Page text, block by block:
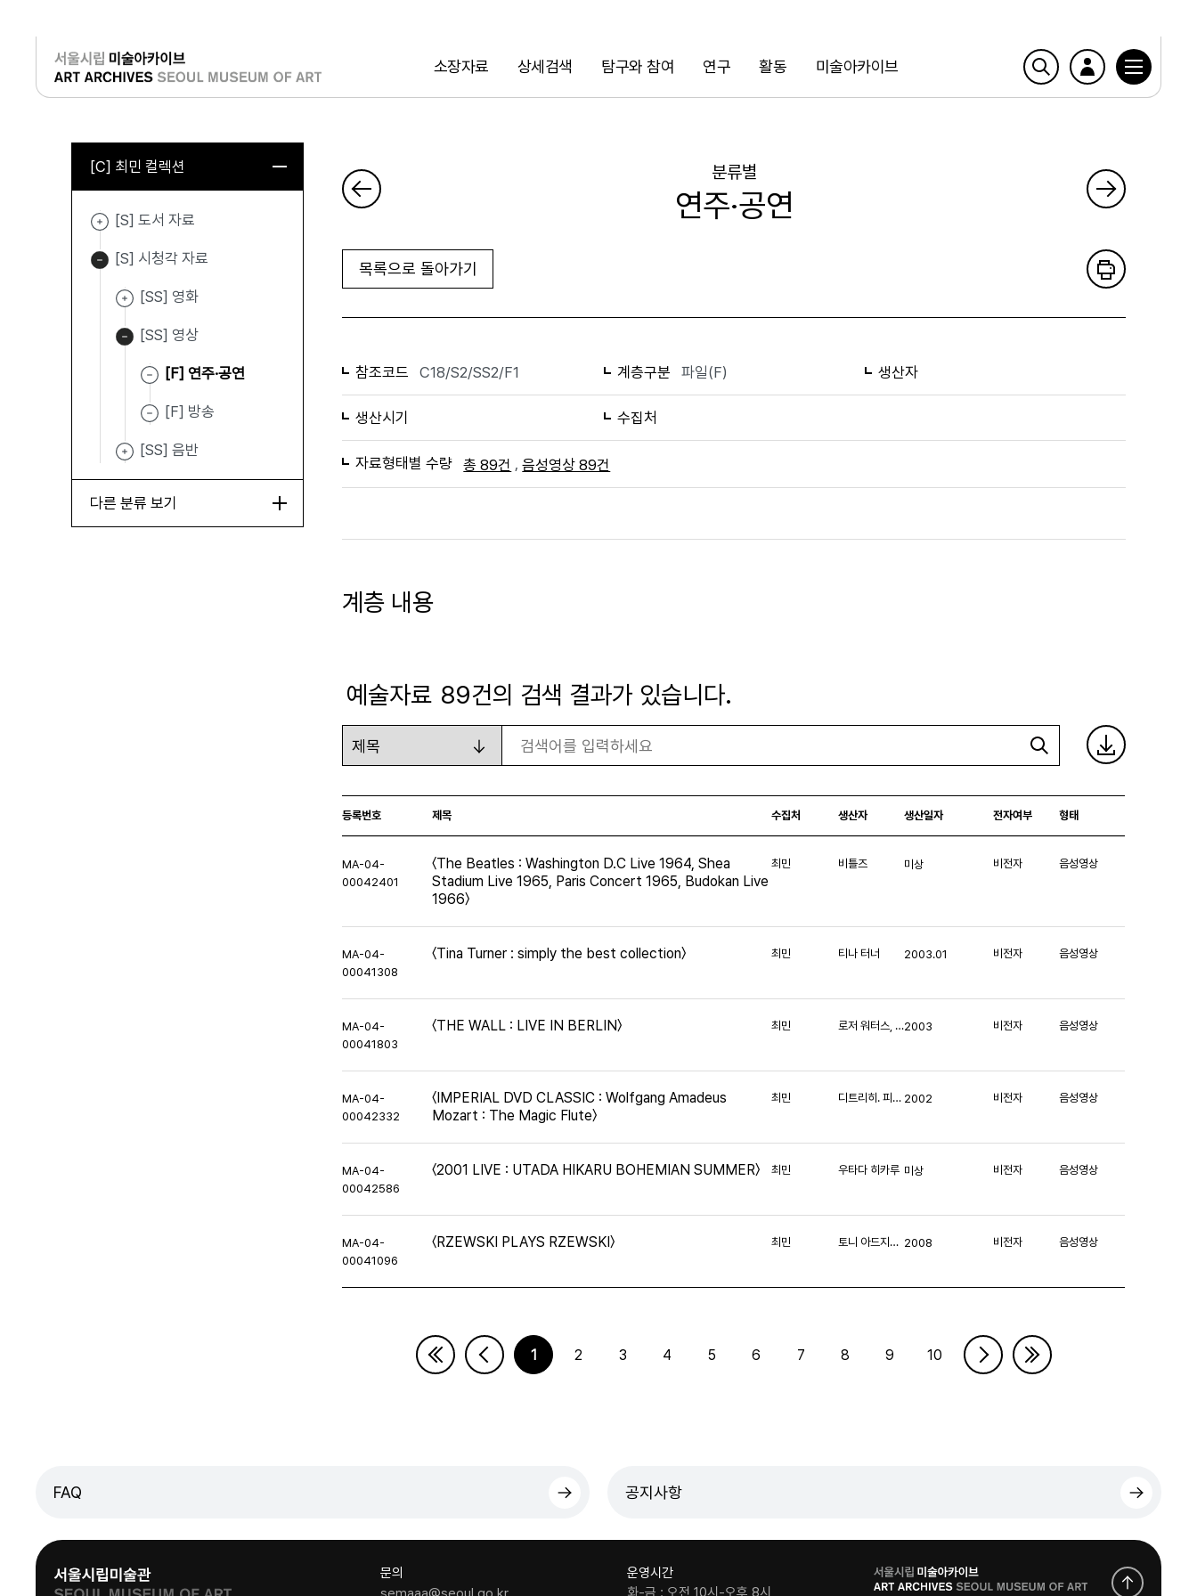
소장자료 상세검색 탐구와 참여 연구 활동 미술아카이브
검색
로그인
[C] 최민 컬렉션
[S] 도서 자료
[S] 시청각 자료
[SS] 영화
[SS] 영상
[F] 연주·공연
[F] 방송
[SS] 음반
다른 분류 보기
분류별
연주·공연
목록으로 돌아가기
참조코드 C18/S2/SS2/F1 계층구분 파일(F) 생산자
생산시기 수집처
자료형태별 수량 총 89건 ,음성영상 89건
계층 내용
예술자료 89건의 검색 결과가 있습니다.
검색
등록번호 제목 수집처 생산자 생산일자 전자여부 형태
MA-04-
00042401
〈The Beatles : Washington D.C Live 1964, Shea
Stadium Live 1965, Paris Concert 1965, Budokan Live
1966〉
최민 비틀즈 미상 비전자 음성영상
MA-04-
00041308
〈Tina Turner : simply the best collection〉 최민 티나 터너 2003.01 비전자 음성영상
MA-04-
00041803
〈THE WALL : LIVE IN BERLIN〉 최민 로저 워터스, 켄 오닐2003 비전자 음성영상
MA-04-
00042332
〈IMPERIAL DVD CLASSIC : Wolfgang Amadeus
Mozart : The Magic Flute〉
최민 디트리히. 피셔-디스카우, 리타 스트레이치, 마리아 스테더, 에른스트 해플라이거, 요제프 그린들, 피터 우스티노프 경 2002 비전자 음성영상
MA-04-
00042586
〈2001 LIVE : UTADA HIKARU BOHEMIAN SUMMER〉 최민 우타다 히카루 미상 비전자 음성영상
MA-04-
00041096
〈RZEWSKI PLAYS RZEWSKI〉 최민 토니 아드지니콜로프/비듀얼아이 주식회사 2008 비전자 음성영상
1 2 3 4 5 6 7 8 9 10
다음페이지마지막페이지
FAQ 공지사항
문의
운영시간
화-금 : 오전 10시-오후 8시
로
고